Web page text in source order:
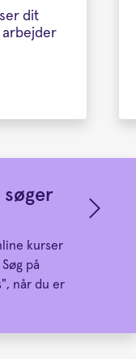
dit
arbejder
søger
kurser
på
når du er